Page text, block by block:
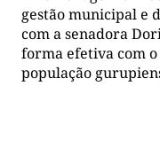
gestão municipal e
com a senadora
forma efetiva com
população